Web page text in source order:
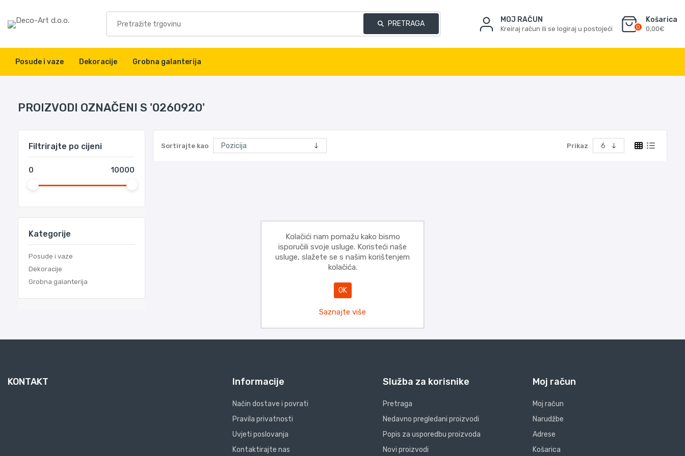
MOJ RAČUN
Kreiraj račun ili se logiraj u postojeći 0
Košarica
0,00€
PRETRAGA
Posude i vaze Dekoracije Grobna galanterija
PROIZVODI OZNAČENI S '0260920'
Filtrirajte po cijeni
0 10000
Kategorije
Posude i vaze
Dekoracije
Grobna galanterija
Sortirajte kao Prikaz
KONTAKT Informacije
Način dostave i povrati
Pravila privatnosti
Uvjeti poslovanja
Kontaktirajte nas
Služba za korisnike
Pretraga
Nedavno pregledani proizvodi
Popis za usporedbu proizvoda
Novi proizvodi
Moj račun
Moj račun
Narudžbe
Adrese
Košarica
Kolačići nam pomažu kako bismo
isporučili svoje usluge. Koristeći naše
usluge, slažete se s našim korištenjem
kolačića.
OK
Saznajte više